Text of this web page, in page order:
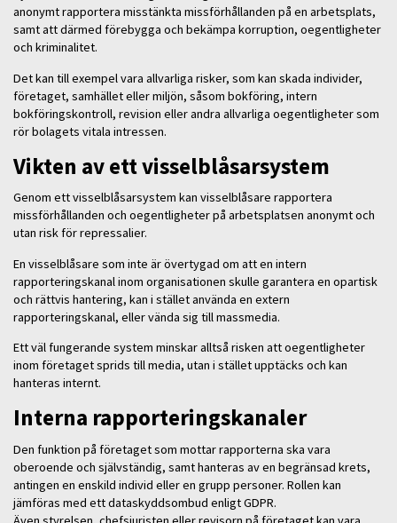
anonymt rapportera misstänkta missförhållanden på en arbetsplats,
samt att därmed förebygga och bekämpa korruption, oegentligheter
och kriminalitet.
Det kan till exempel vara allvarliga risker, som kan skada individer,
företaget, samhället eller miljön, såsom bokföring, intern
bokföringskontroll, revision eller andra allvarliga oegentligheter som
rör bolagets vitala intressen.
Vikten av ett visselblåsarsystem
Genom ett visselblåsarsystem kan visselblåsare rapportera
missförhållanden och oegentligheter på arbetsplatsen anonymt och
utan risk för repressalier.
En visselblåsare som inte är övertygad om att en intern
rapporteringskanal inom organisationen skulle garantera en opartisk
och rättvis hantering, kan i stället använda en extern
rapporteringskanal, eller vända sig till massmedia.
Ett väl fungerande system minskar alltså risken att oegentligheter
inom företaget sprids till media, utan i stället upptäcks och kan
hanteras internt.
Interna rapporteringskanaler
Den funktion på företaget som mottar rapporterna ska vara
oberoende och självständig, samt hanteras av en begränsad krets,
antingen en enskild individ eller en grupp personer. Rollen kan
jämföras med ett dataskyddsombud enligt GDPR.